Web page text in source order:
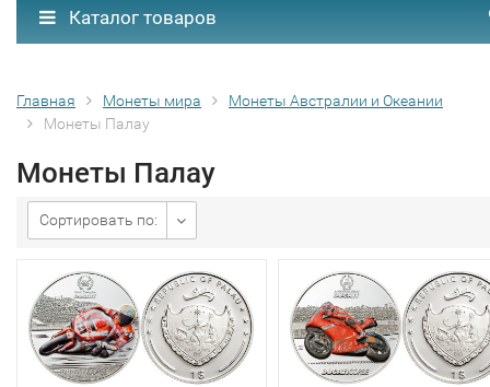
Каталог товаров
Главная Монеты мира
Монеты Австралии и Океании
Монеты Палау
Монеты Палау
Сортировать по: